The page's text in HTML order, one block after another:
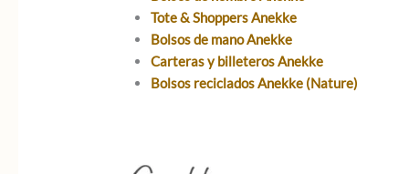
Tote & Shoppers Anekke
Bolsos de mano Anekke
Carteras y billeteros Anekke
Bolsos reciclados Anekke (Nature)